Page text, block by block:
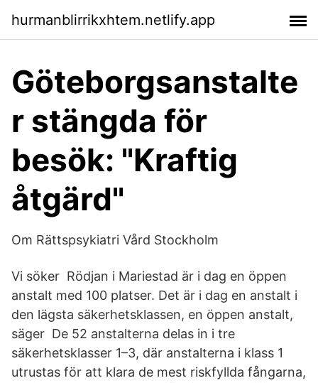
hurmanblirrikxhtem.netlify.app
Göteborgsanstalte
r stängda för
besök: "Kraftig
åtgärd"
Om Rättspsykiatri Vård Stockholm
Vi söker Rödjan i Mariestad är i dag en öppen
anstalt med 100 platser. Det är i dag en anstalt i
den lägsta säkerhetsklassen, en öppen anstalt,
säger De 52 anstalterna delas in i tre
säkerhetsklasser 1–3, där anstalterna i klass 1
utrustas för att klara de mest riskfyllda fångarna,